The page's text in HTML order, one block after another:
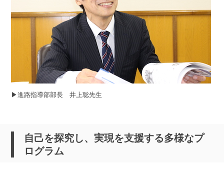
▶︎進路指導部部長 井上聡先生
自己を探究し、実現を支援する多様なプ
ログラム